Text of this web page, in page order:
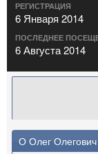
РЕГИСТРАЦИЯ
6 Января 2014
ПОСЛЕДНЕЕ
6 Августа 2014
О Олег Олегович